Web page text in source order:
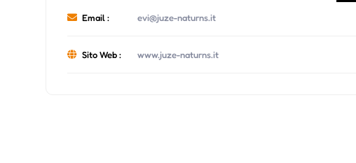
Email : evi@juze-naturns.it
Sito Web : www.juze-naturns.it